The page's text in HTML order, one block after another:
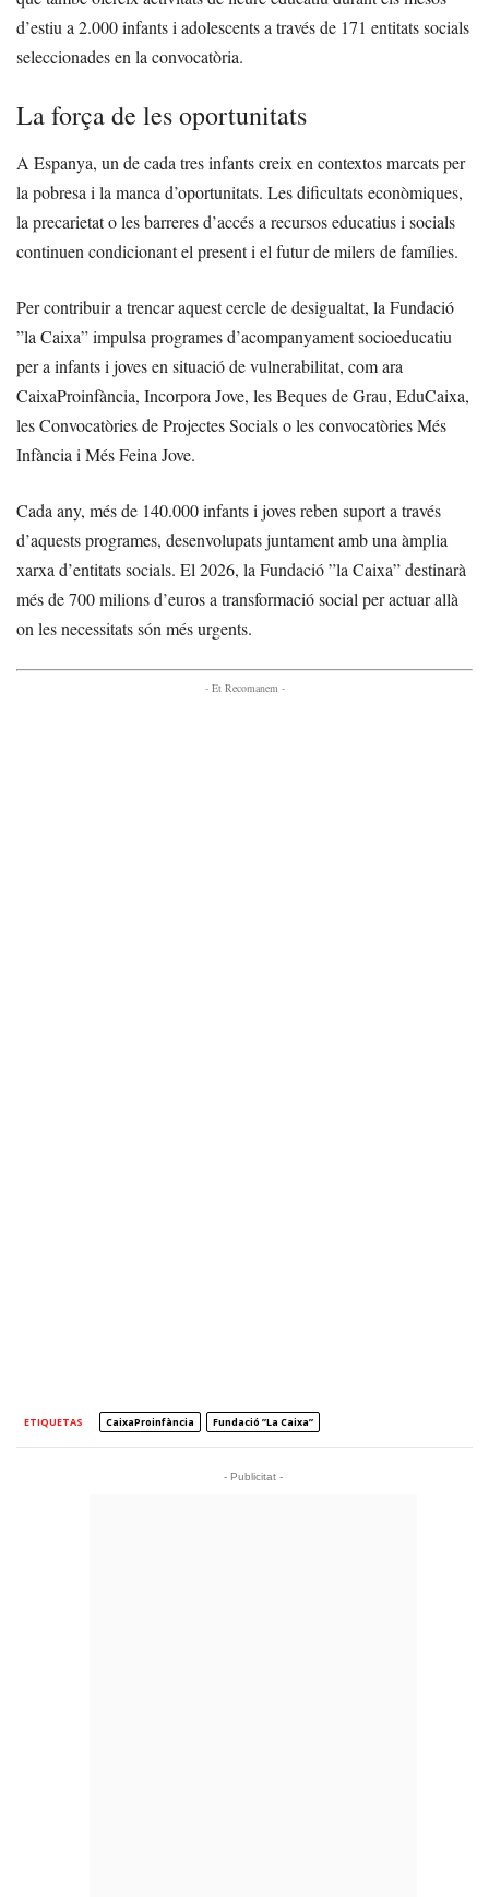
d’estiu a 2.000 infants i adolescents a través de 171 entitats socials
seleccionades en la convocatòria.
La força de les oportunitats
A Espanya, un de cada tres infants creix en contextos marcats per
la pobresa i la manca d’oportunitats. Les dificultats econòmiques,
la precarietat o les barreres d’accés a recursos educatius i socials
continuen condicionant el present i el futur de milers de famílies.
Per contribuir a trencar aquest cercle de desigualtat, la Fundació
”la Caixa” impulsa programes d’acompanyament socioeducatiu
per a infants i joves en situació de vulnerabilitat, com ara
CaixaProinfància, Incorpora Jove, les Beques de Grau, EduCaixa,
les Convocatòries de Projectes Socials o les convocatòries Més
Infància i Més Feina Jove.
Cada any, més de 140.000 infants i joves reben suport a través
d’aquests programes, desenvolupats juntament amb una àmplia
xarxa d’entitats socials. El 2026, la Fundació ”la Caixa” destinarà
més de 700 milions d’euros a transformació social per actuar allà
on les necessitats són més urgents.
- Et Recomanem -
ETIQUETAS CaixaProinfància Fundació ”la Caixa”
- Publicitat -